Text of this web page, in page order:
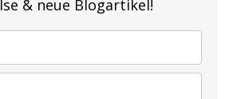
& neue Blogartikel!